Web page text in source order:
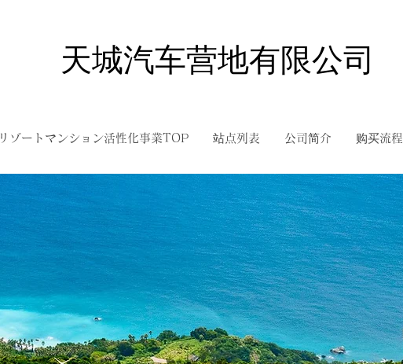
天城汽车营地有限公司
リゾートマンション活性化事業TOP 站点列表 公司简介 购买流程